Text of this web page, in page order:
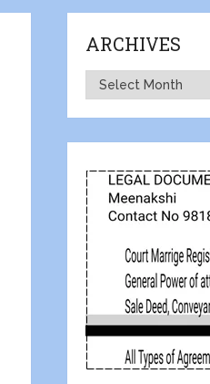
ARCHIVES
Archives